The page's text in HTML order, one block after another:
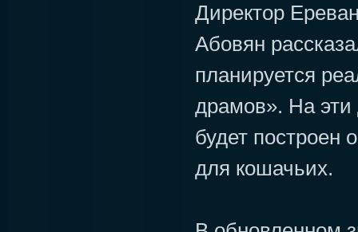
Директор
Абовян
планируется
драмов». На эти
будет построен
для кошачьих.